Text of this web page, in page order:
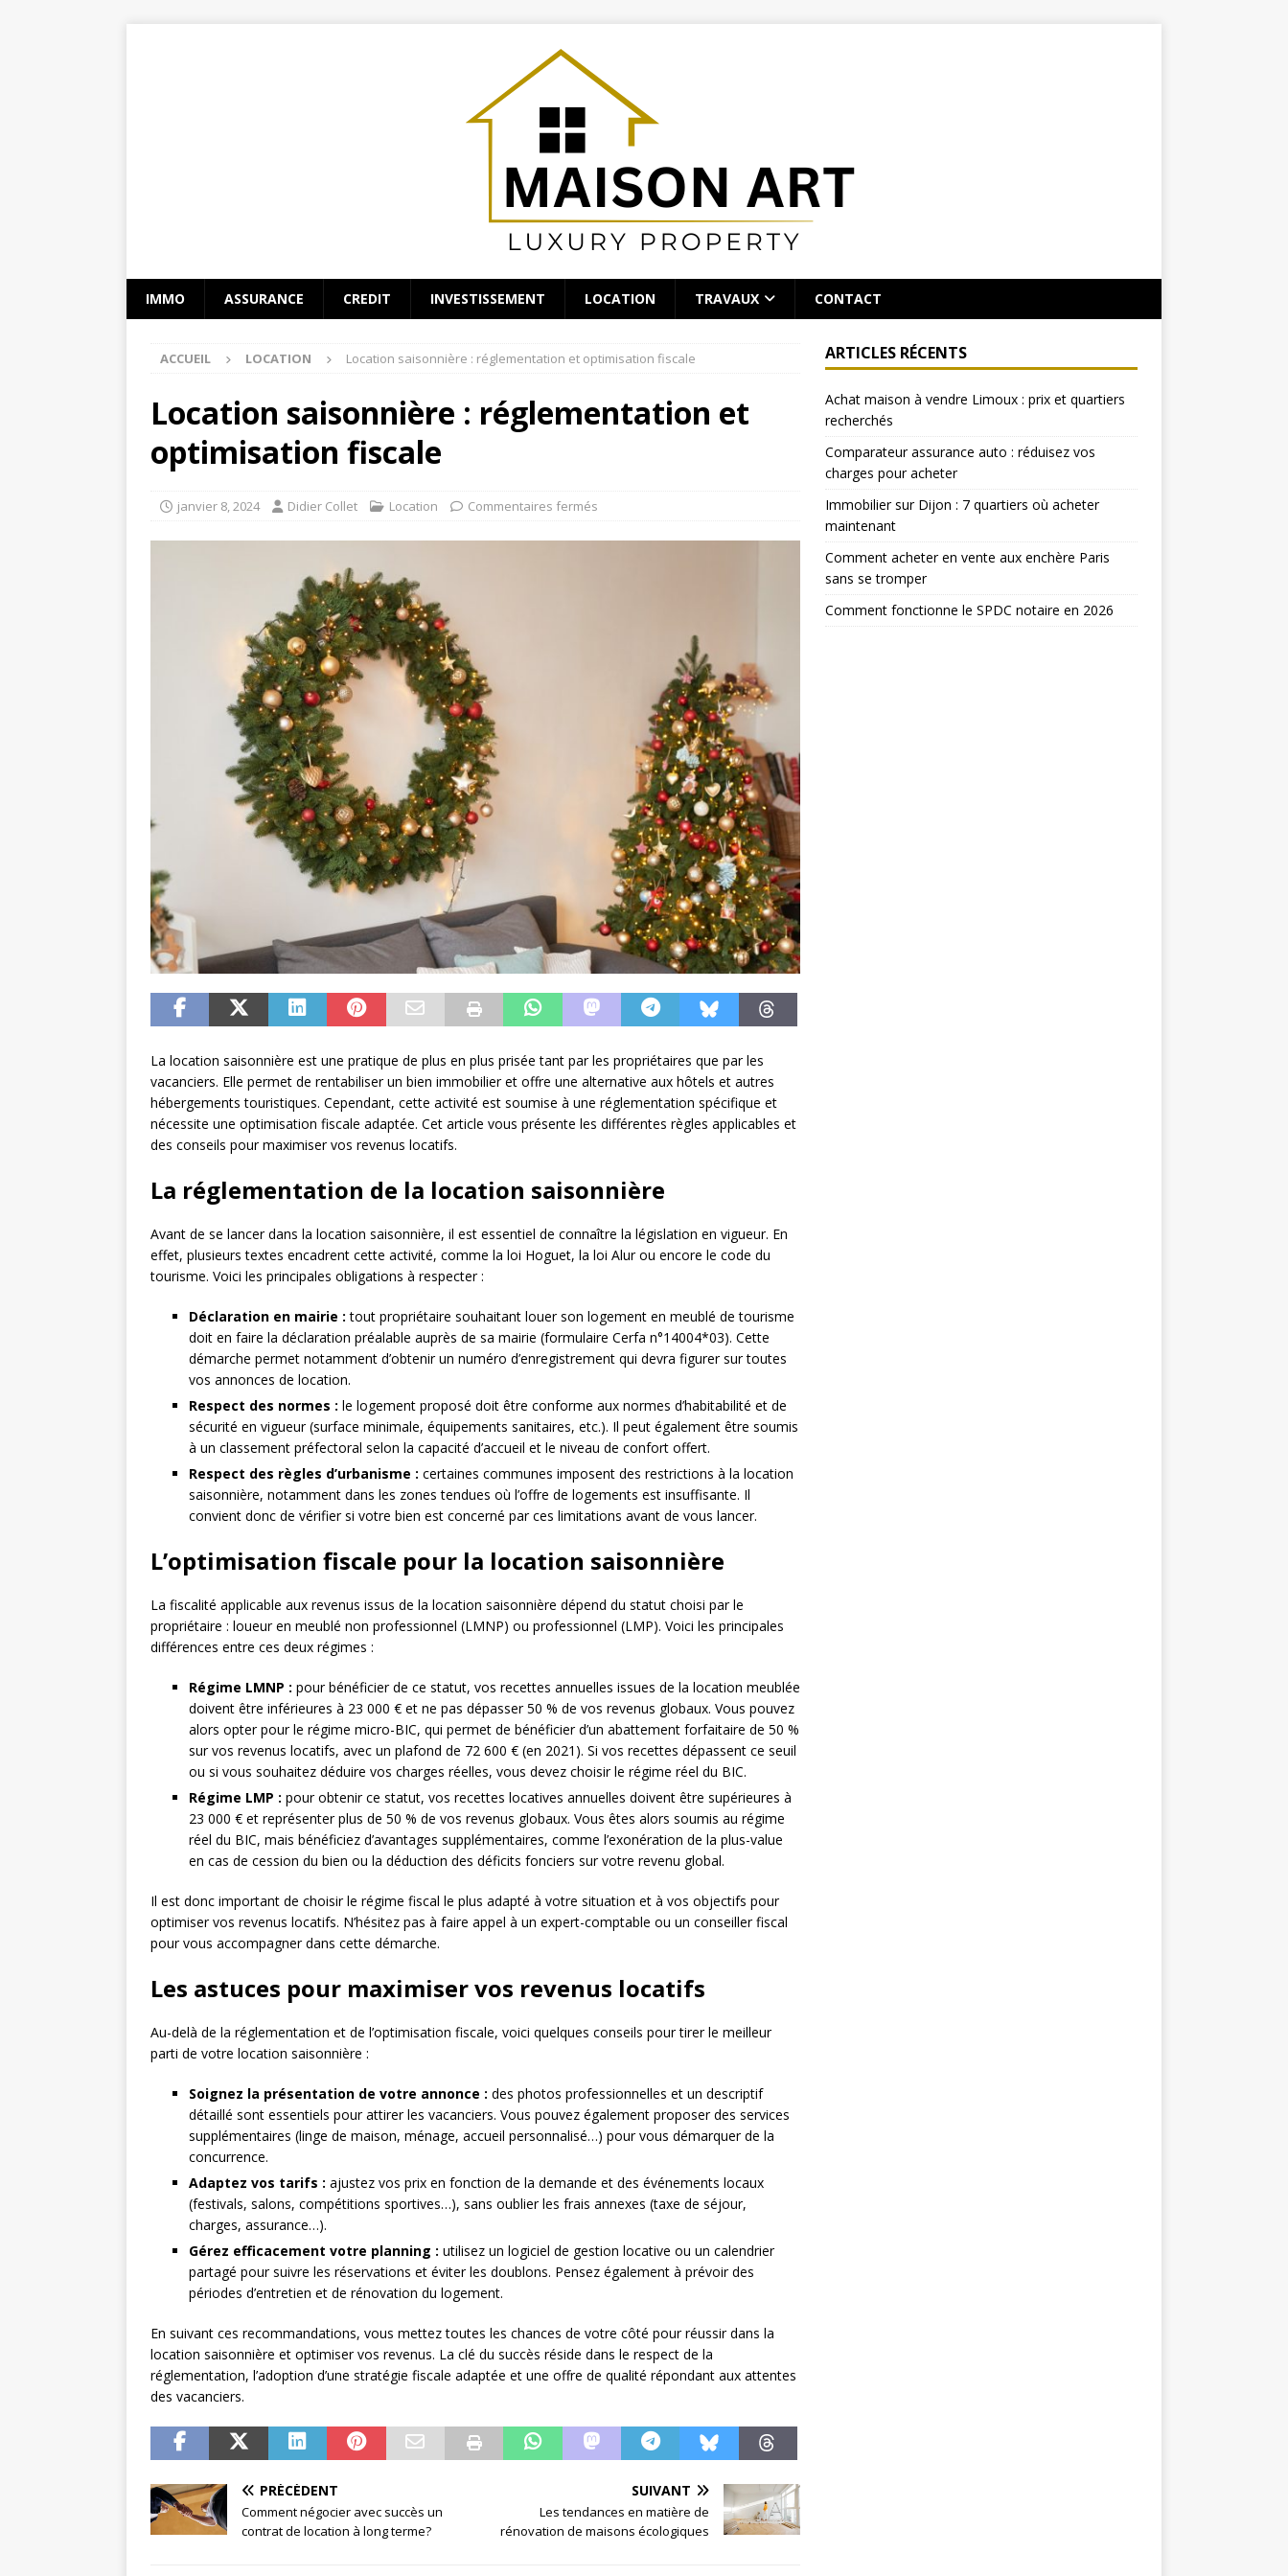
IMMO ASSURANCE CREDIT INVESTISSEMENT LOCATION TRAVAUX CONTACT
ACCUEIL LOCATION Location saisonnière : réglementation et optimisation fiscale
Location saisonnière : réglementation et
optimisation fiscale
janvier 8, 2024 Didier Collet Location Commentaires fermés
La location saisonnière est une pratique de plus en plus prisée tant par les propriétaires que par les
vacanciers. Elle permet de rentabiliser un bien immobilier et offre une alternative aux hôtels et autres
hébergements touristiques. Cependant, cette activité est soumise à une réglementation spécifique et
nécessite une optimisation fiscale adaptée. Cet article vous présente les différentes règles applicables et
des conseils pour maximiser vos revenus locatifs.
La réglementation de la location saisonnière
Avant de se lancer dans la location saisonnière, il est essentiel de connaître la législation en vigueur. En
effet, plusieurs textes encadrent cette activité, comme la loi Hoguet, la loi Alur ou encore le code du
tourisme. Voici les principales obligations à respecter :
Déclaration en mairie : tout propriétaire souhaitant louer son logement en meublé de tourisme
doit en faire la déclaration préalable auprès de sa mairie (formulaire Cerfa n°14004*03). Cette
démarche permet notamment d’obtenir un numéro d’enregistrement qui devra figurer sur toutes
vos annonces de location.
Respect des normes : le logement proposé doit être conforme aux normes d’habitabilité et de
sécurité en vigueur (surface minimale, équipements sanitaires, etc.). Il peut également être soumis
à un classement préfectoral selon la capacité d’accueil et le niveau de confort offert.
Respect des règles d’urbanisme : certaines communes imposent des restrictions à la location
saisonnière, notamment dans les zones tendues où l’offre de logements est insuffisante. Il
convient donc de vérifier si votre bien est concerné par ces limitations avant de vous lancer.
L’optimisation fiscale pour la location saisonnière
La fiscalité applicable aux revenus issus de la location saisonnière dépend du statut choisi par le
propriétaire : loueur en meublé non professionnel (LMNP) ou professionnel (LMP). Voici les principales
différences entre ces deux régimes :
Régime LMNP : pour bénéficier de ce statut, vos recettes annuelles issues de la location meublée
doivent être inférieures à 23 000 € et ne pas dépasser 50 % de vos revenus globaux. Vous pouvez
alors opter pour le régime micro-BIC, qui permet de bénéficier d’un abattement forfaitaire de 50 %
sur vos revenus locatifs, avec un plafond de 72 600 € (en 2021). Si vos recettes dépassent ce seuil
ou si vous souhaitez déduire vos charges réelles, vous devez choisir le régime réel du BIC.
Régime LMP : pour obtenir ce statut, vos recettes locatives annuelles doivent être supérieures à
23 000 € et représenter plus de 50 % de vos revenus globaux. Vous êtes alors soumis au régime
réel du BIC, mais bénéficiez d’avantages supplémentaires, comme l’exonération de la plus-value
en cas de cession du bien ou la déduction des déficits fonciers sur votre revenu global.
Il est donc important de choisir le régime fiscal le plus adapté à votre situation et à vos objectifs pour
optimiser vos revenus locatifs. N’hésitez pas à faire appel à un expert-comptable ou un conseiller fiscal
pour vous accompagner dans cette démarche.
Les astuces pour maximiser vos revenus locatifs
Au-delà de la réglementation et de l’optimisation fiscale, voici quelques conseils pour tirer le meilleur
parti de votre location saisonnière :
Soignez la présentation de votre annonce : des photos professionnelles et un descriptif
détaillé sont essentiels pour attirer les vacanciers. Vous pouvez également proposer des services
supplémentaires (linge de maison, ménage, accueil personnalisé…) pour vous démarquer de la
concurrence.
Adaptez vos tarifs : ajustez vos prix en fonction de la demande et des événements locaux
(festivals, salons, compétitions sportives…), sans oublier les frais annexes (taxe de séjour,
charges, assurance…).
Gérez efficacement votre planning : utilisez un logiciel de gestion locative ou un calendrier
partagé pour suivre les réservations et éviter les doublons. Pensez également à prévoir des
périodes d’entretien et de rénovation du logement.
En suivant ces recommandations, vous mettez toutes les chances de votre côté pour réussir dans la
location saisonnière et optimiser vos revenus. La clé du succès réside dans le respect de la
réglementation, l’adoption d’une stratégie fiscale adaptée et une offre de qualité répondant aux attentes
des vacanciers.
PRÉCÉDENT
Comment négocier avec succès un
contrat de location à long terme?
SUIVANT
Les tendances en matière de
rénovation de maisons écologiques
ARTICLES RÉCENTS
Achat maison à vendre Limoux : prix et quartiers
recherchés
Comparateur assurance auto : réduisez vos
charges pour acheter
Immobilier sur Dijon : 7 quartiers où acheter
maintenant
Comment acheter en vente aux enchère Paris
sans se tromper
Comment fonctionne le SPDC notaire en 2026